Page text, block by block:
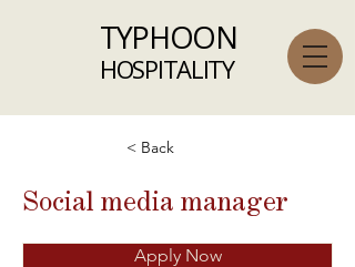
TYPHOON
HOSPITALITY
< Back
Social media manager
Apply Now